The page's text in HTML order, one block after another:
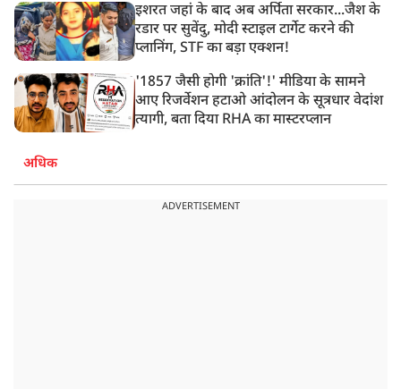
इशरत जहां के बाद अब अर्पिता सरकार...जैश के
रडार पर सुवेंदु, मोदी स्टाइल टार्गेट करने की
प्लानिंग, STF का बड़ा एक्शन!
'1857 जैसी होगी 'क्रांति'!' मीडिया के सामने
आए रिजर्वेशन हटाओ आंदोलन के सूत्रधार वेदांश
त्यागी, बता दिया RHA का मास्टरप्लान
अधिक
ADVERTISEMENT